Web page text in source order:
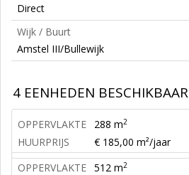
Direct
Wijk / Buurt
Amstel III/Bullewijk
4 EENHEDEN BESCHIKBAAR
OPPERVLAKTE 288 m2
HUURPRIJS
€ 185,00 m²/jaar
OPPERVLAKTE 512 m2